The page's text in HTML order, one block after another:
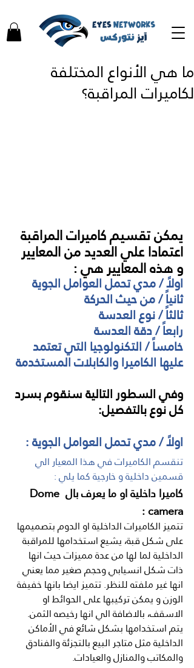
ما هي الأنواع المختلفة
لكاميرات المراقبة؟
يمكن تقسيم كاميرات المراقبة
اعتمادا علي العديد من المعايير
و هذه المعايير هي :
اولاً / مدي تحمل العوامل الجوية
ثانياً / من حيث الحركة
ثالثاً / نوع العدسة
رابعاً / دقة العدسة
خامساً / التكنولوجيا التي تعتمد
عليها الكاميرا والكابلات المستخدمة
وفي السطور التالية سنقوم بسرد
كل نوع بالتفصيل:
اولاً / مدي تحمل العوامل الجوية :
تنقسم الكاميرات في هذا المعيار الي
قسمين داخلية و خارجية كما يلي :
كاميرا داخلية او ما يعرف بال Dome
camera :
تتميز الكاميرات الداخلية او الدوم بتصميمها
على شكل قبة، يشيع استخدامها للمراقبة
الداخلية لما لها من عدة مميزات حيث انها
ذات شكل انسيابي وحجم صغير مما يعني
انها غير ملفته للنظر. تتميز ايضا بانها خفيفة
الوزن و يمكن تركيبها على الحوائط او
الاسقف، بالاضافة الي انها رخيصه الثمن.
يتم استخدامها بشكل شائع في الأماكن
الداخلية مثل متاجر البيع بالتجزئة والفنادق
والمكاتب والمنازل والعيادات.